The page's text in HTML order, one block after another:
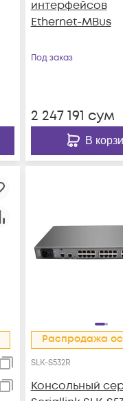
интерфейсов
Ethernet-MBus
Под заказ
2 247 191 сум
В
Распродажа
SLK-S532R
Консольный